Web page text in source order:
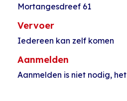
Mortangesdreef 61
Vervoer
Iedereen kan zelf komen
Aanmelden
Aanmelden is niet nodig,